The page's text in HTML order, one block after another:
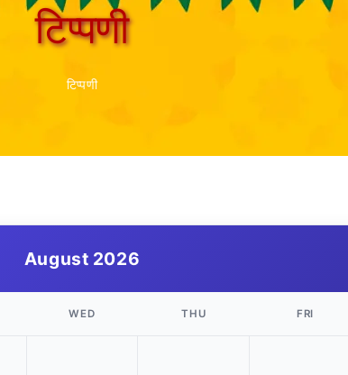
टिप्पणी
टिप्पणी
August 2026
WED THU FRI